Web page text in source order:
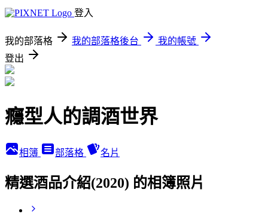
登入
我的部落格 我的部落格後台
我的帳號
登出
癮型人的調酒世界
相簿 部落格 名片
精選酒品介紹(2020) 的相簿照片